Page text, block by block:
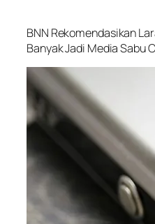
BNN Rekomendasikan
Banyak Jadi Media Sabu